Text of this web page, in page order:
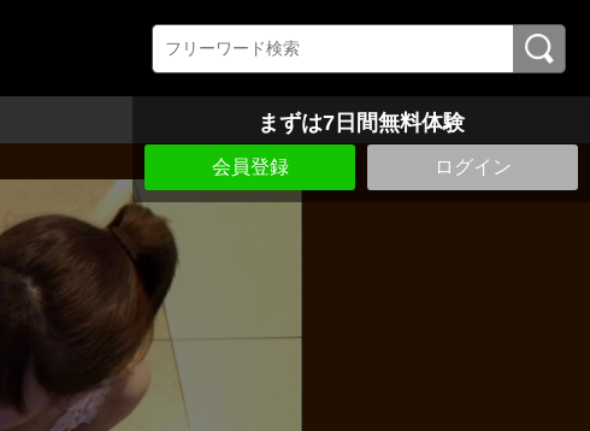
まずは7日間無料体験
会員登録 ログイン